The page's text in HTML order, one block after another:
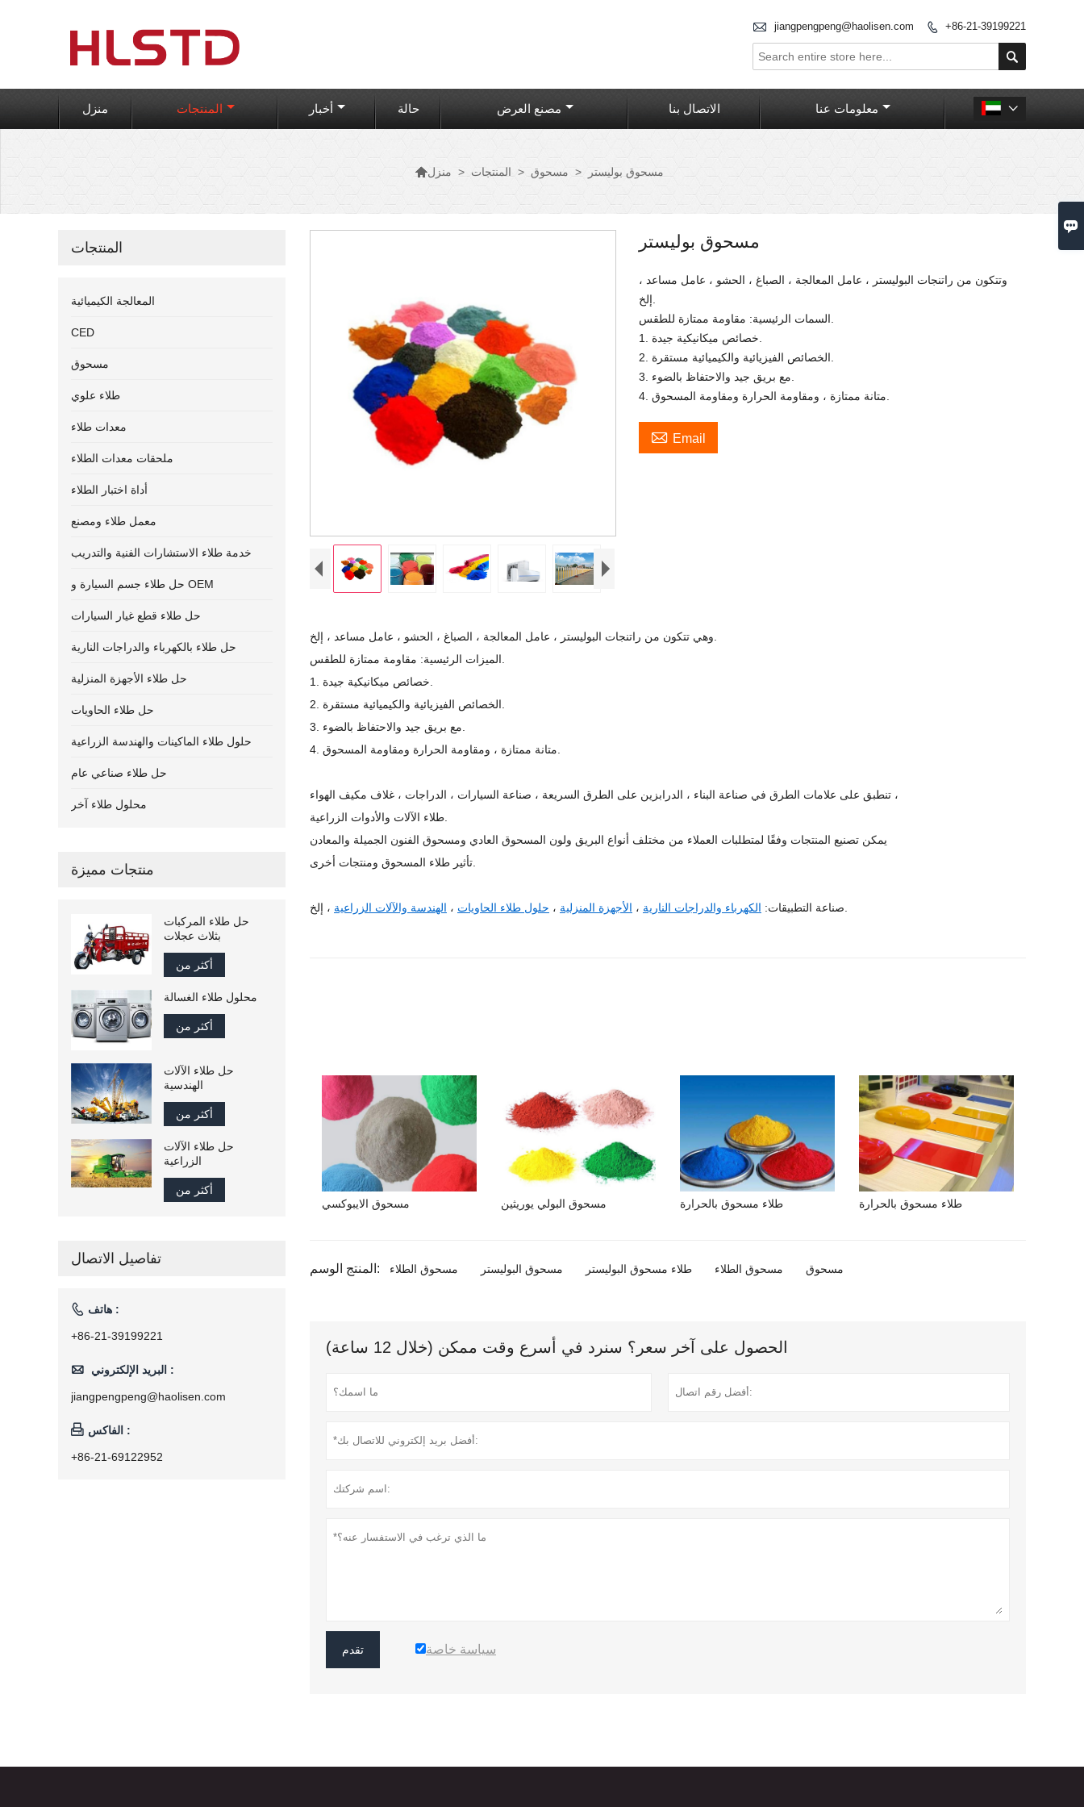

 jiangpengpeng@haolisen.com  +86-21-39199221

منزل المنتجات أخبار حالة مصنع العرض الاتصال بنا معلومات عنا 
منزل > المنتجات > مسحوق > مسحوق بوليستر
مسحوق بوليستر
وتتكون من راتنجات البوليستر ، عامل المعالجة ، الصباغ ، الحشو ، عامل مساعد ،
 Email
تنطبق على علامات الطرق في صناعة البناء ، الدرابزين على الطرق السريعة ، صناعة السيارات ، الدراجات ، غلاف مكيف الهواء ،
يمكن تصنيع المنتجات وفقًا لمتطلبات العملاء من مختلف أنواع البريق ولون المسحوق العادي ومسحوق الفنون الجميلة والمعادن
صناعة التطبيقات: الكهرباء والدراجات النارية ، الأجهزة المنزلية ، حلول طلاء الحاويات ، الهندسة والآلات الزراعية
مسحوق الايبوكسي مسحوق البولي يوريثين طلاء مسحوق بالحرارة طلاء مسحوق بالحرارة
المنتج الوسم: مسحوق الطلاء مسحوق البوليستر طلاء مسحوق البوليستر مسحوق الطلاء مسحوق
الحصول على آخر سعر؟ سنرد في أسرع وقت ممكن (خلال 12 ساعة)
تقدم سياسة خاصة
المنتجات
المعالجة الكيميائية
CED
مسحوق
طلاء علوي
معدات طلاء
ملحقات معدات الطلاء
أداة اختبار الطلاء
معمل طلاء ومصنع
خدمة طلاء الاستشارات الفنية والتدريب
حل طلاء جسم السيارة و OEM
حل طلاء قطع غيار السيارات
حل طلاء بالكهرباء والدراجات النارية
حل طلاء الأجهزة المنزلية
حل طلاء الحاويات
حلول طلاء الماكينات والهندسة الزراعية
حل طلاء صناعي عام
محلول طلاء آخر
منتجات مميزة
حل طلاء المركبات
بثلاث عجلات
أكثر من
محلول طلاء الغسالة
أكثر من
حل طلاء الآلات
الهندسية
أكثر من
حل طلاء الآلات
الزراعية
أكثر من
تفاصيل الاتصال
 هاتف :
+86-21-39199221
 البريد الإلكتروني :
jiangpengpeng@haolisen.com
 الفاكس :
+86-21-69122952